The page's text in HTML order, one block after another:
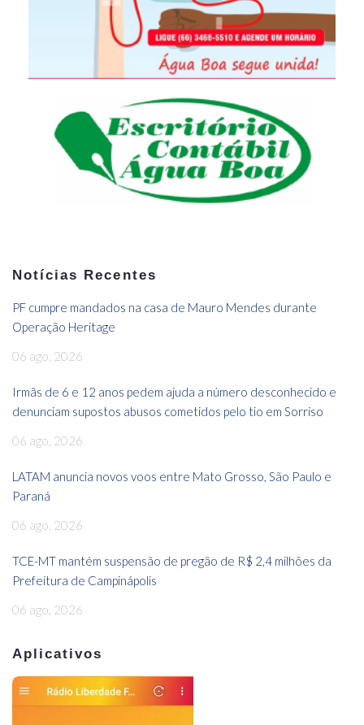
Notícias Recentes
PF cumpre mandados na casa de Mauro Mendes durante
Operação Heritage
06 ago, 2026
Irmãs de 6 e 12 anos pedem ajuda a número desconhecido e
denunciam supostos abusos cometidos pelo tio em Sorriso
06 ago, 2026
LATAM anuncia novos voos entre Mato Grosso, São Paulo e
Paraná
06 ago, 2026
TCE-MT mantém suspensão de pregão de R$ 2,4 milhões da
Prefeitura de Campinápolis
06 ago, 2026
Aplicativos